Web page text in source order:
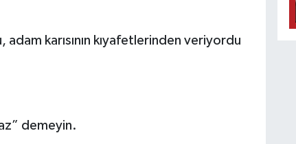
adam karısının kıyafetlerinden veriyordu
demeyin.